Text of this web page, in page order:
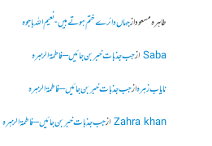
طاہرہ مسعودازجہاں دائرے ختم ہوتے ہیں- نعیم اللہ باجوہ
Sabaازجب جذبات خبر بن جائیں – فاطمۃالزہرہ
نایاب زہرہازجب جذبات خبر بن جائیں – فاطمۃالزہرہ
Zahra khanازجب جذبات خبر بن جائیں – فاطمۃالزہرہ